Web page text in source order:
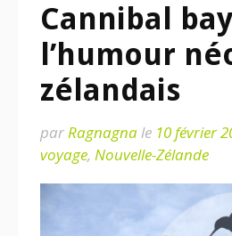
Cannibal
l’humour
zélandais
parRagnagnale 10 février
voyage, Nouvelle-Zélande